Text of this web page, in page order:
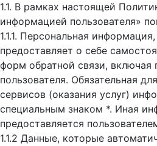
1.1. В рамках настоящей
информацией пользователя»
1.1.1. Персональная
предоставляет о себе
форм обратной связи, включая
пользователя. Обязательная
сервисов (оказания услуг)
специальным знаком *. Иная
предоставляется
1.1.2 Данные, которые